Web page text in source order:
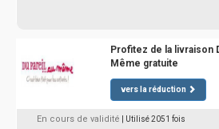
Profitez de la livraison
Même gratuite
vers la réduction
En cours de validité | Utilisé 2051 fois